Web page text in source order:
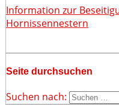
Information zur
Hornissennestern
Seite durchsuchen
Suchen nach: